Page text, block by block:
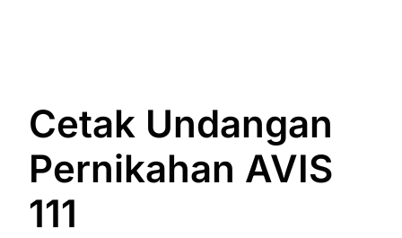
Cetak Undangan
Pernikahan AVIS
111